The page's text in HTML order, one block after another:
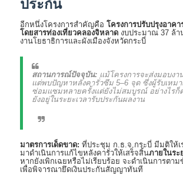
ประกัน
อีกหนึ่งโครงการสำคัญคือ โครงการปรับปรุงอาคา
โดยสารท่องเที่ยวคลองจิหลาด งบประมาณ 37 ล้
งานโยธาธิการและผังเมืองจังหวัดกระบี่
สถานการณ์ปัจจุบัน: แม้โครงการจะส่งมอบงา
แต่พบปัญหาหลังคารั่วซึม 5–6 จุด ซึ่งผู้รับเหมา
ซ่อมแซมหลายครั้งแต่ยังไม่สมบูรณ์ อย่างไรก็
ยังอยู่ในระยะเวลารับประกันผลงาน
มาตรการเด็ดขาด: ที่ประชุม ก.ธ.จ.กระบี่ มีมติให้เ
มาดำเนินการแก้ไขหลังคารั่วให้เสร็จสิ้นภายในระ
หากยังเพิกเฉยหรือไม่เรียบร้อย จะดำเนินการตา
เพื่อพิจารณายึดเงินประกันสัญญาทันที